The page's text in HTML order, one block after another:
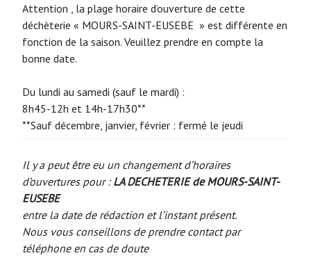
Attention , la plage horaire d’ouverture de cette
déchèterie « MOURS-SAINT-EUSEBE » est différente en
fonction de la saison. Veuillez prendre en compte la
bonne date.
Du lundi au samedi (sauf le mardi) :
8h45-12h et 14h-17h30**
**Sauf décembre, janvier, février : fermé le jeudi
Il y a peut être eu un changement d’horaires
d’ouvertures pour : LA DECHETERIE de MOURS-SAINT-
EUSEBE
entre la date de rédaction et l’instant présent.
Nous vous conseillons de prendre contact par
téléphone en cas de doute